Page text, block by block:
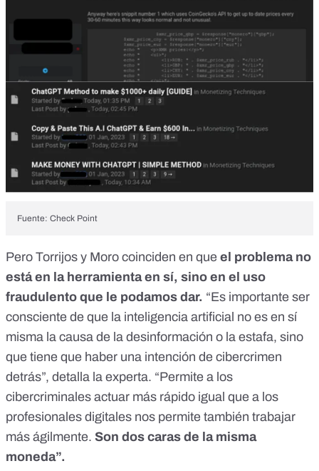
Fuente: Check Point
Pero Torrijos y Moro coinciden en que el problema no
está en la herramienta en sí, sino en el uso
fraudulento que le podamos dar. “Es importante ser
consciente de que la inteligencia artificial no es en sí
misma la causa de la desinformación o la estafa, sino
que tiene que haber una intención de cibercrimen
detrás”, detalla la experta. “Permite a los
cibercriminales actuar más rápido igual que a los
profesionales digitales nos permite también trabajar
más ágilmente. Son dos caras de la misma
moneda”.